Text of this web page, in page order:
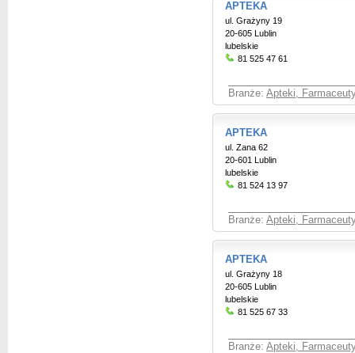
APTEKA
ul. Grażyny 19
20-605 Lublin
lubelskie
81 525 47 61
Branże: Apteki,
APTEKA
ul. Zana 62
20-601 Lublin
lubelskie
81 524 13 97
Branże: Apteki,
APTEKA
ul. Grażyny 18
20-605 Lublin
lubelskie
81 525 67 33
Branże: Apteki,